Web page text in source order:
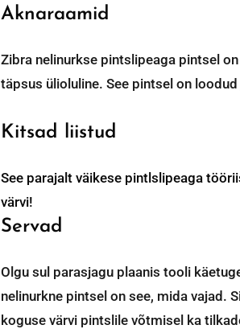
Aknaraamid
Zibra nelinurkse pintslipeaga pintsel
täpsus ülioluline. See pintsel on
Kitsad liistud
See parajalt väikese pintlslipeaga
värvi!
Servad
Olgu sul parasjagu plaanis tooli
nelinurkne pintsel on see, mida vajad.
koguse värvi pintslile võtmisel ka